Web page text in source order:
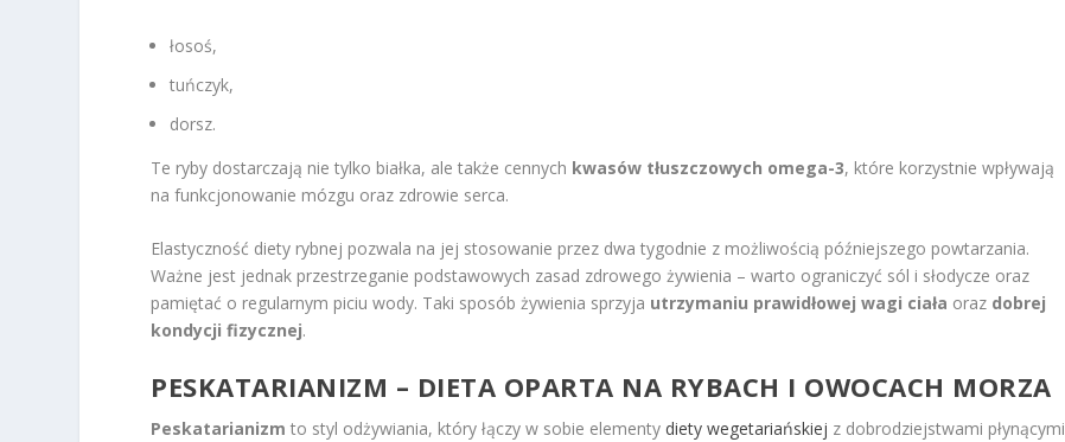
łosoś,
tuńczyk,
dorsz.
Te ryby dostarczają nie tylko białka, ale także cennych kwasów tłuszczowych omega-3, które korzystnie wpływają
na funkcjonowanie mózgu oraz zdrowie serca.
Elastyczność diety rybnej pozwala na jej stosowanie przez dwa tygodnie z możliwością późniejszego powtarzania.
Ważne jest jednak przestrzeganie podstawowych zasad zdrowego żywienia – warto ograniczyć sól i słodycze oraz
pamiętać o regularnym piciu wody. Taki sposób żywienia sprzyja utrzymaniu prawidłowej wagi ciała oraz dobrej
kondycji fizycznej.
PESKATARIANIZM – DIETA OPARTA NA RYBACH I OWOCACH MORZA
Peskatarianizm to styl odżywiania, który łączy w sobie elementy diety wegetariańskiej z dobrodziejstwami płynącymi